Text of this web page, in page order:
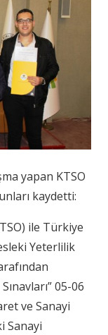
yapan KTSO
kaydetti:
ile Türkiye
Yeterlilik
05-06
ve Sanayi
Sanayi